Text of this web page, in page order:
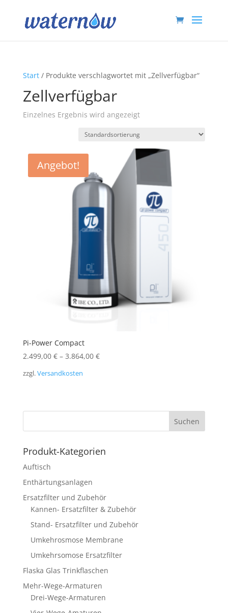
Start/ Produkte verschlagwortet mit „Zellverfügbar“
Zellverfügbar
Einzelnes Ergebnis wird angezeigt
Angebot!
Pi-Power Compact
2.499,00 €– 3.864,00 €
zzgl.Versandkosten
Produkt-Kategorien
Auftisch
Enthärtungsanlagen
Ersatzfilter und Zubehör
Kannen- Ersatzfilter & Zubehör
Stand- Ersatzfilter und Zubehör
Umkehrosmose Membrane
Umkehrsomose Ersatzfilter
Flaska Glas Trinkflaschen
Mehr-Wege-Armaturen
Drei-Wege-Armaturen